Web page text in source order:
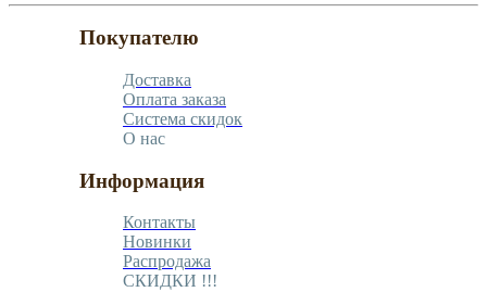
Покупателю
Доставка
Оплата заказа
Система скидок
О нас
Информация
Контакты
Новинки
Распродажа
СКИДКИ !!!